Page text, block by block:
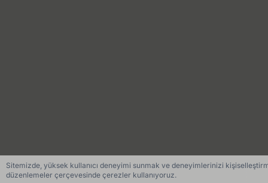
Sitemizde, yüksek kullanıcı deneyimi sunmak ve deneyimlerinizi
düzenlemeler çerçevesinde çerezler kullanıyoruz.